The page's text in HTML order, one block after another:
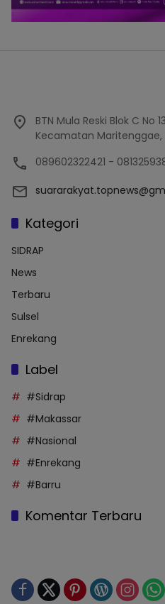
BTN Mula Reski Blok C No
Kecamatan Maritenggae,
089602322421 -
Kategori
SIDRAP
News
Terbaru
Sulsel
Enrekang
Label
#Sidrap
#Makassar
#Nasional
#Enrekang
#Barru
Komentar Terbaru